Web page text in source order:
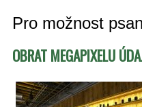
Pro možnost
OBRAT MEGAPIXELU